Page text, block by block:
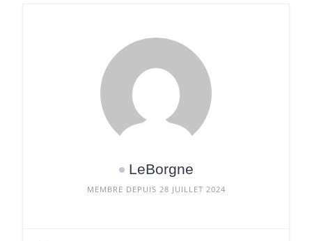
LeBorgne
MEMBRE DEPUIS 28 JUILLET 2024